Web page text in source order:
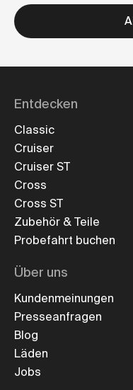
Entdecken
Classic
Cruiser
Cruiser ST
Cross
Cross ST
Zubehör & Teile
Probefahrt buchen
Über uns
Kundenmeinungen
Presseanfragen
Blog
Läden
Jobs